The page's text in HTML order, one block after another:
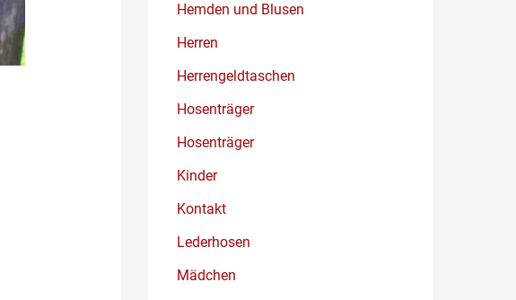
Hemden und Blusen
Herren
Herrengeldtaschen
Hosenträger
Hosenträger
Kinder
Kontakt
Lederhosen
Mädchen